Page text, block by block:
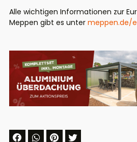
Alle wichtigen Informationen zur
Meppen gibt es unter meppen.de/